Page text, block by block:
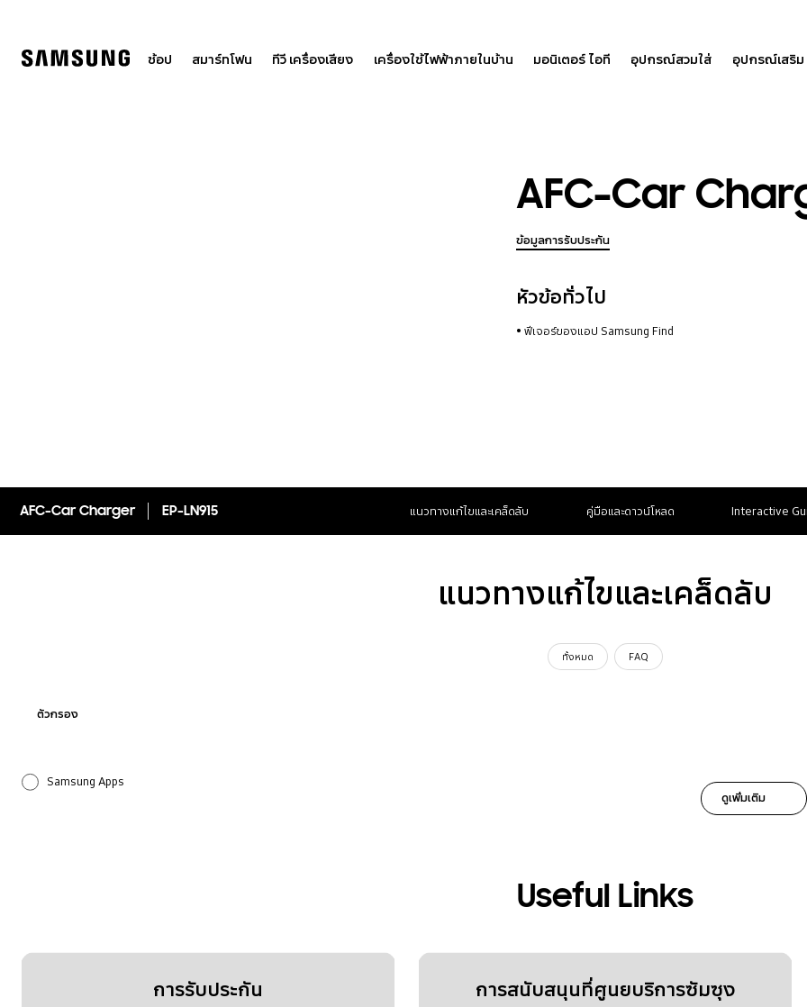
ช้อป สมาร์ทโฟน ทีวี เครื่องเสียง เครื่องใช้ไฟฟ้าภายในบ้าน มอนิเตอร์ ไอที อุปกรณ์สวมใส่ อุปกรณ์เสริม
AFC-Car
ข้อมูลการรับประกัน
หัวข้อทั่วไป
ฟีเจอร์ของแอป Samsung Find
AFC-Car Charger EP-LN915 แนวทางแก้ไขและเคล็ดลับ คู่มือและดาวน์โหลด Interactive
แนวทางแก้ไขและเคล็ดลับ
ทั้งหมด FAQ
ตัวกรอง
Samsung Apps
ดูเพิ่มเติม
Useful Links
การรับประกัน การสนับสนุนที่ศูนยบริการซัมซุง